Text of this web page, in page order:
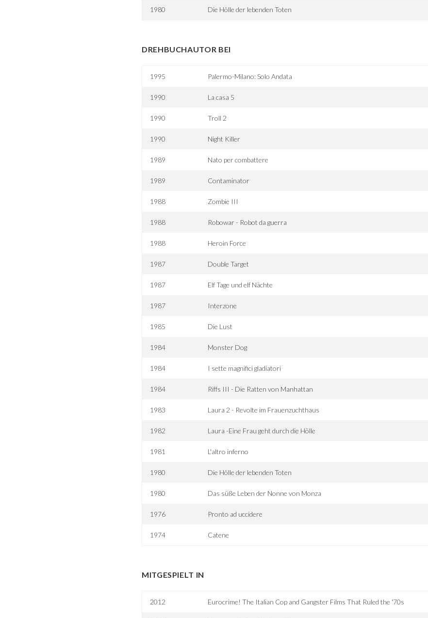
1980 Die Hölle der lebenden Toten
DREHBUCHAUTOR BEI
1995 Palermo-Milano: Solo Andata
1990 La casa 5
1990 Troll 2
1990 Night Killer
1989 Nato per combattere
1989 Contaminator
1988 Zombie III
1988 Robowar - Robot da guerra
1988 Heroin Force
1987 Double Target
1987 Elf Tage und elf Nächte
1987 Interzone
1985 Die Lust
1984 Monster Dog
1984 I sette magnifici gladiatori
1984 Riffs III - Die Ratten von Manhattan
1983 Laura 2 - Revolte im Frauenzuchthaus
1982 Laura -Eine Frau geht durch die Hölle
1981 L'altro inferno
1980 Die Hölle der lebenden Toten
1980 Das süße Leben der Nonne von Monza
1976 Pronto ad uccidere
1974 Catene
MITGESPIELT IN
2012 Eurocrime! The Italian Cop and Gangster Films That Ruled the '70s